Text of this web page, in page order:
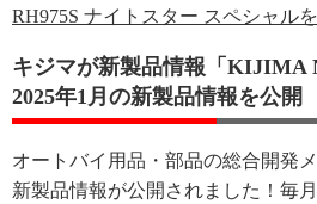
RH975S ナイトスター スペシャル
キジマが新製品情報「KIJIMA
2025年1月の新製品情報を公開
オートバイ用品・部品の総合開発
新製品情報が公開されました！毎